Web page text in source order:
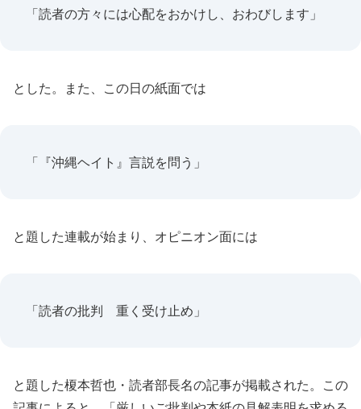
「読者の方々には心配をおかけし、おわびします」
とした。また、この日の紙面では
「『沖縄ヘイト』言説を問う」
と題した連載が始まり、オピニオン面には
「読者の批判 重く受け止め」
と題した榎本哲也・読者部長名の記事が掲載された。この